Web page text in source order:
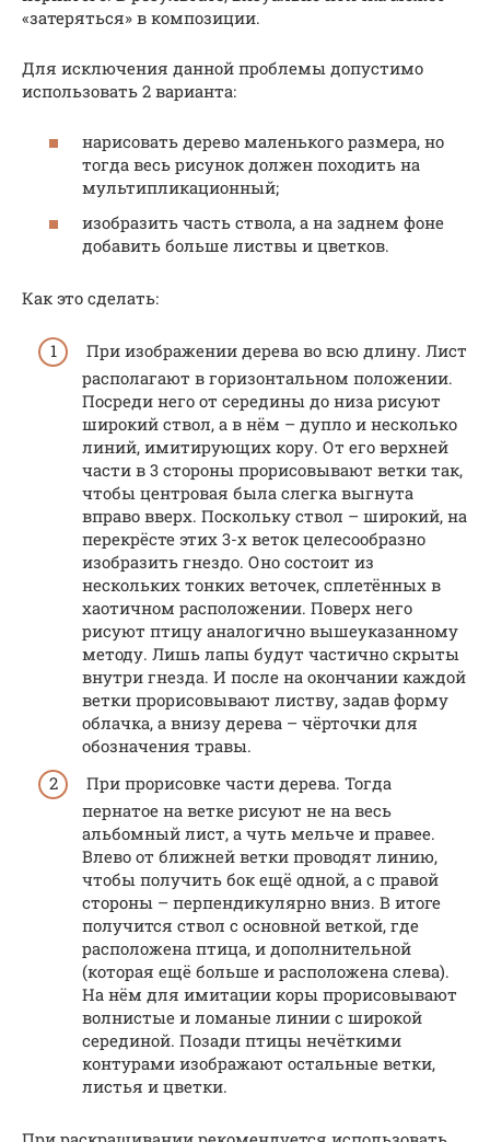
«затеряться» в композиции.
Для исключения данной проблемы допустимо
использовать 2 варианта:
нарисовать дерево маленького размера, но
тогда весь рисунок должен походить на
мультипликационный;
изобразить часть ствола, а на заднем фоне
добавить больше листвы и цветков.
Как это сделать:
При изображении дерева во всю длину. Лист
располагают в горизонтальном положении.
Посреди него от середины до низа рисуют
широкий ствол, а в нём – дупло и несколько
линий, имитирующих кору. От его верхней
части в 3 стороны прорисовывают ветки так,
чтобы центровая была слегка выгнута
вправо вверх. Поскольку ствол – широкий, на
перекрёсте этих 3-х веток целесообразно
изобразить гнездо. Оно состоит из
нескольких тонких веточек, сплетённых в
хаотичном расположении. Поверх него
рисуют птицу аналогично вышеуказанному
методу. Лишь лапы будут частично скрыты
внутри гнезда. И после на окончании каждой
ветки прорисовывают листву, задав форму
облачка, а внизу дерева – чёрточки для
обозначения травы.
При прорисовке части дерева. Тогда
пернатое на ветке рисуют не на весь
альбомный лист, а чуть мельче и правее.
Влево от ближней ветки проводят линию,
чтобы получить бок ещё одной, а с правой
стороны – перпендикулярно вниз. В итоге
получится ствол с основной веткой, где
расположена птица, и дополнительной
(которая ещё больше и расположена слева).
На нём для имитации коры прорисовывают
волнистые и ломаные линии с широкой
серединой. Позади птицы нечёткими
контурами изображают остальные ветки,
листья и цветки.